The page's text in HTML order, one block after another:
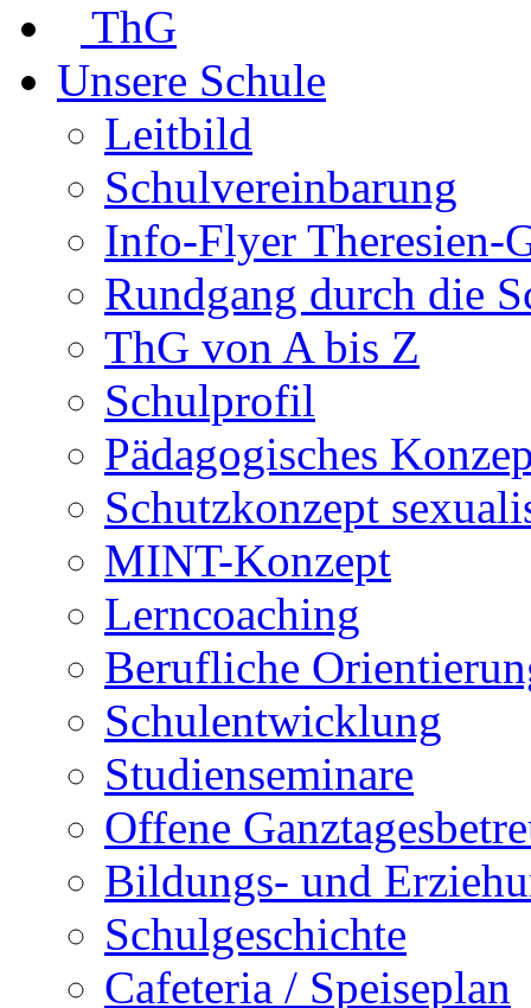
ThG
Unsere Schule
Leitbild
Schulvereinbarung
Info-Flyer Theresien-
Rundgang durch die
ThG von A bis Z
Schulprofil
Pädagogisches
Schutzkonzept
MINT-Konzept
Lerncoaching
Berufliche
Schulentwicklung
Studienseminare
Offene
Bildungs- und
Schulgeschichte
Cafeteria / Speiseplan